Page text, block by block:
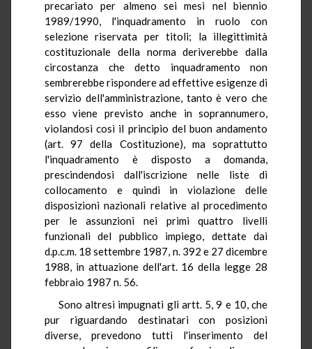
precariato per almeno sei mesi nel biennio
1989/1990, l'inquadramento in ruolo con
selezione riservata per titoli; la illegittimità
costituzionale della norma deriverebbe dalla
circostanza che detto inquadramento non
sembrerebbe rispondere ad effettive esigenze di
servizio dell'amministrazione, tanto è vero che
esso viene previsto anche in soprannumero,
violandosi così il principio del buon andamento
(art. 97 della Costituzione), ma soprattutto
l'inquadramento è disposto a domanda,
prescindendosi dall'iscrizione nelle liste di
collocamento e quindi in violazione delle
disposizioni nazionali relative al procedimento
per le assunzioni nei primi quattro livelli
funzionali del pubblico impiego, dettate dai
d.p.c.m. 18 settembre 1987, n. 392 e 27 dicembre
1988, in attuazione dell'art. 16 della legge 28
febbraio 1987 n. 56.
Sono altresì impugnati gli artt. 5, 9 e 10, che
pur riguardando destinatari con posizioni
diverse, prevedono tutti l'inserimento del